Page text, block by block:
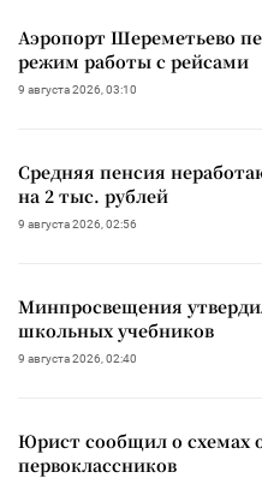
Аэропорт Шереметьево
режим работы с рейсами
9 августа 2026, 03:10
Средняя пенсия
на 2 тыс. рублей
9 августа 2026, 02:56
Минпросвещения
школьных учебников
9 августа 2026, 02:40
Юрист сообщил о схемах
первоклассников